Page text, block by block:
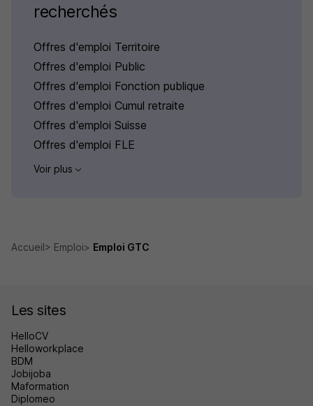
recherchés
Offres d'emploi Territoire
Offres d'emploi Public
Offres d'emploi Fonction publique
Offres d'emploi Cumul retraite
Offres d'emploi Suisse
Offres d'emploi FLE
Voir plus
Accueil Emploi Emploi GTC
Les sites
HelloCV
Helloworkplace
BDM
Jobijoba
Maformation
Diplomeo